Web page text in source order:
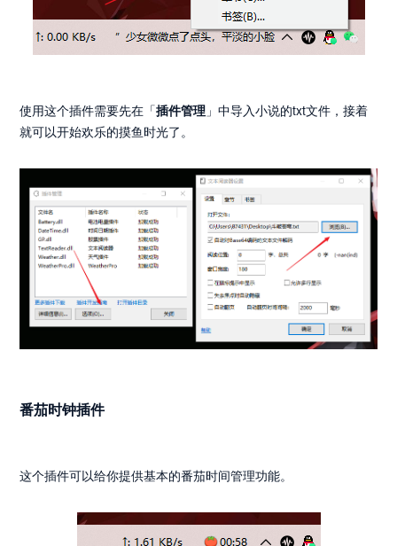
使用这个插件需要先在「插件管理 」中导入小说的txt文件，接着
就可以开始欢乐的摸鱼时光了。
番茄时钟插件
这个插件可以给你提供基本的番茄时间管理功能。